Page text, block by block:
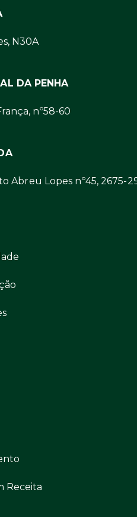
N30A
DA PENHA
nº58-60
Abreu Lopes nº45, 2675-
Receita